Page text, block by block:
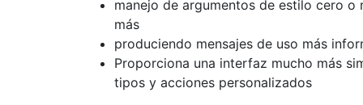
manejo de argumentos de estilo cero o
más
produciendo mensajes de uso más
Proporciona una interfaz mucho más
tipos y acciones personalizados